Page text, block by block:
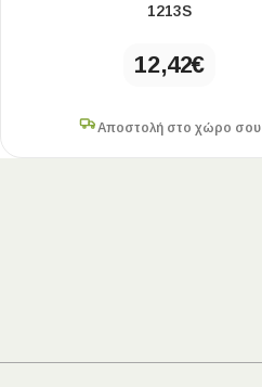
1213S
12,42€
Αποστολή στο χώρο σου